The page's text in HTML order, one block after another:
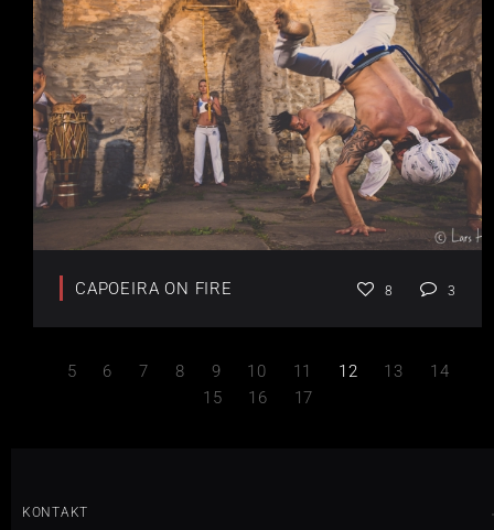
CAPOEIRA ON FIRE 8 3
5 6 7 8 9 10 11 12 13
14
15
16 17
KONTAKT